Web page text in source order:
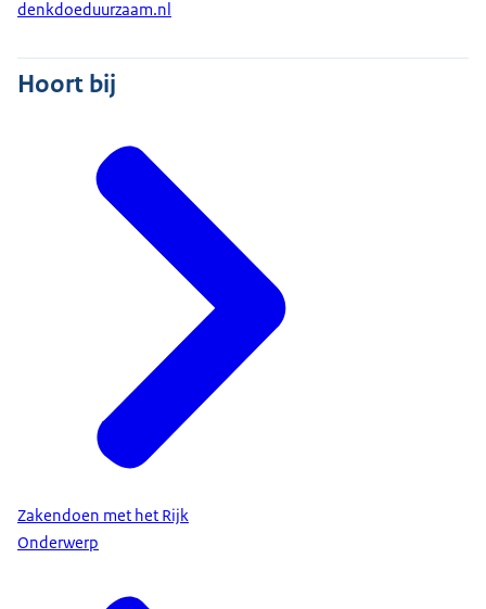
denkdoeduurzaam.nl
Hoort bij
Zakendoen met het Rijk
Onderwerp